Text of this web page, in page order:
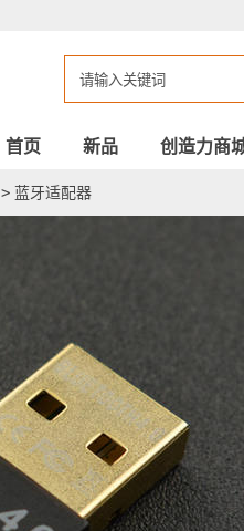
首页 新品 创造力商
> 蓝牙适配器